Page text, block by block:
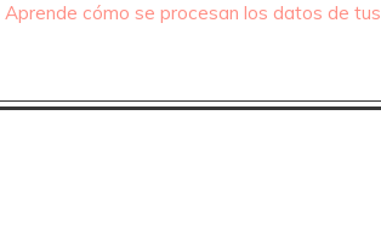
Aprende cómo se procesan los datos de tus